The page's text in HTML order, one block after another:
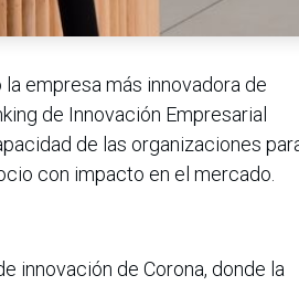
empresa más innovadora de
de Innovación Empresarial
de las organizaciones
con impacto en el mercado.
innovación de Corona, donde la